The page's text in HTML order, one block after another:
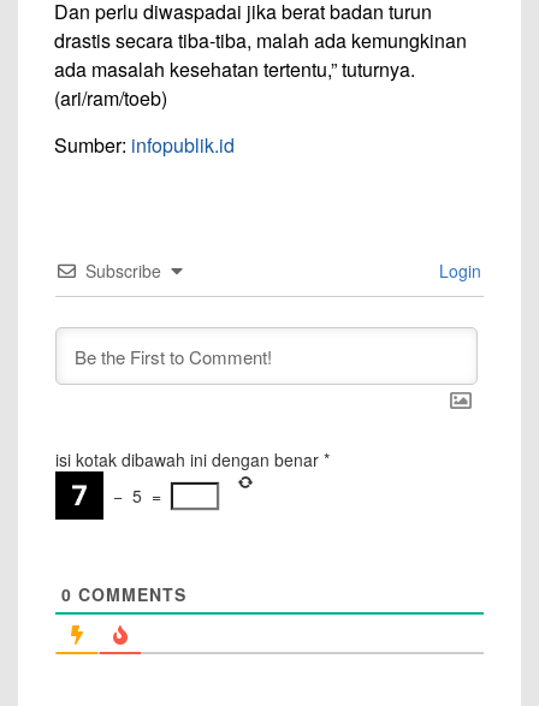
Dan perlu diwaspadai jika berat badan turun
drastis secara tiba-tiba, malah ada kemungkinan
ada masalah kesehatan tertentu,” tuturnya.
(ari/ram/toeb)
Sumber: infopublik.id
Subscribe Login
isi kotak dibawah ini dengan benar *
− 5 =
0 COMMENTS